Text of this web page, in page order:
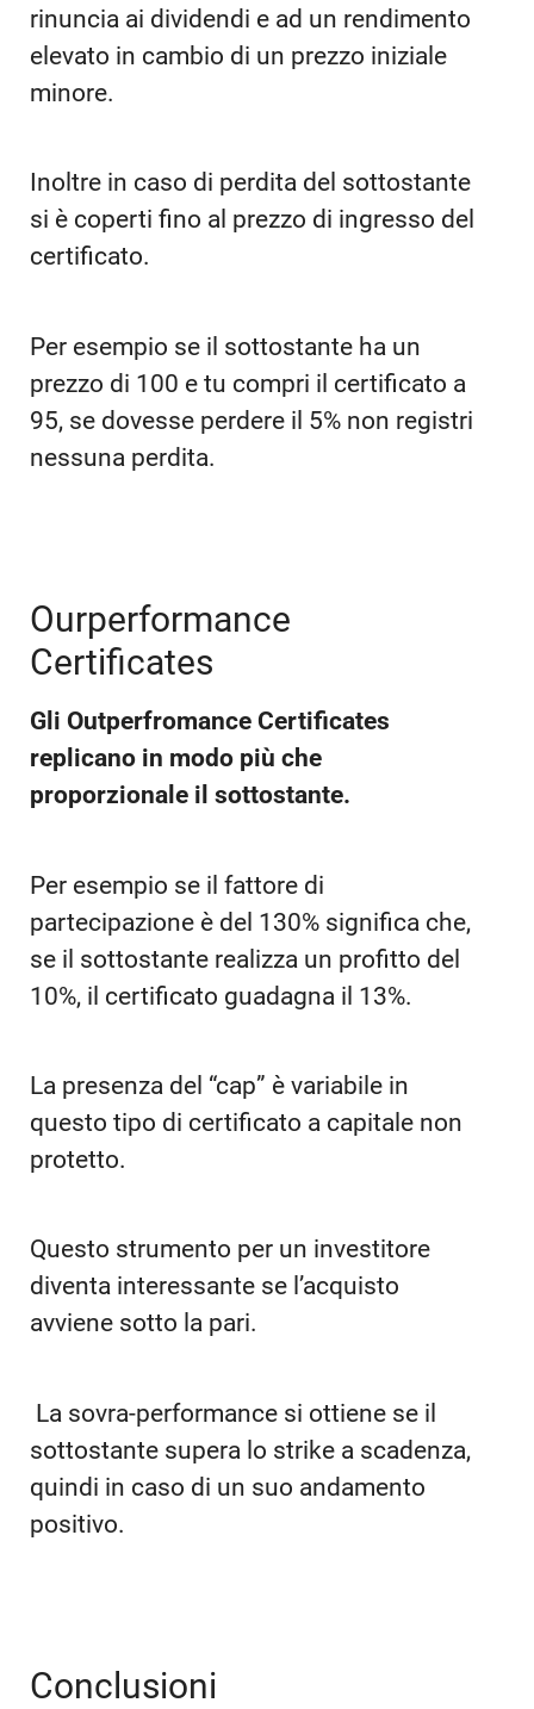
rinuncia ai dividendi e ad un rendimento
elevato in cambio di un prezzo iniziale
minore.
Inoltre in caso di perdita del sottostante
si è coperti fino al prezzo di ingresso del
certificato.
Per esempio se il sottostante ha un
prezzo di 100 e tu compri il certificato a
95, se dovesse perdere il 5% non registri
nessuna perdita.
Ourperformance
Certificates
Gli Outperfromance Certificates
replicano in modo più che
proporzionale il sottostante.
Per esempio se il fattore di
partecipazione è del 130% significa che,
se il sottostante realizza un profitto del
10%, il certificato guadagna il 13%.
La presenza del “cap” è variabile in
questo tipo di certificato a capitale non
protetto.
Questo strumento per un investitore
diventa interessante se l’acquisto
avviene sotto la pari.
La sovra-performance si ottiene se il
sottostante supera lo strike a scadenza,
quindi in caso di un suo andamento
positivo.
Conclusioni